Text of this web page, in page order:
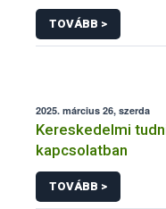
TOVÁBB >
2025. március 26, szerda
Kereskedelmi
kapcsolatban
TOVÁBB >